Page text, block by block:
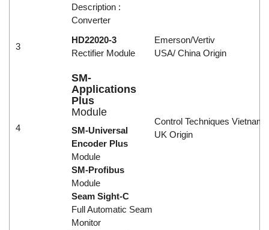
Description :
Converter
3
HD22020-3
Rectifier Module
Emerson/Vertiv
USA/ China Origin
4
SM-
Applications
Plus
Module
Control Techniques Vietnam
UK Origin
SM-Universal
Encoder Plus
Module
SM-Profibus
Module
Seam Sight-C
Full Automatic Seam
Monitor